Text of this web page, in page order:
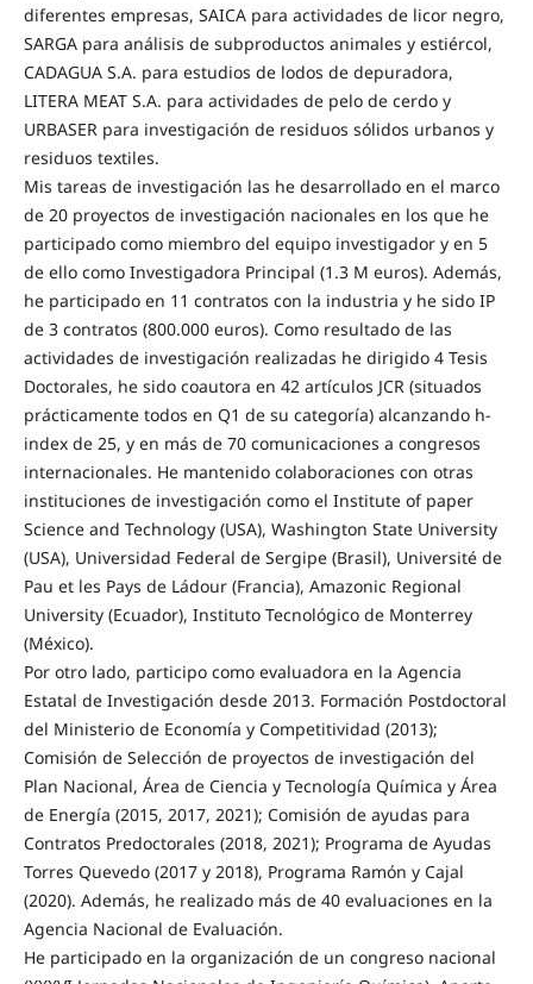
diferentes empresas, SAICA para actividades de licor negro,
SARGA para análisis de subproductos animales y estiércol,
CADAGUA S.A. para estudios de lodos de depuradora,
LITERA MEAT S.A. para actividades de pelo de cerdo y
URBASER para investigación de residuos sólidos urbanos y
residuos textiles.
Mis tareas de investigación las he desarrollado en el marco
de 20 proyectos de investigación nacionales en los que he
participado como miembro del equipo investigador y en 5
de ello como Investigadora Principal (1.3 M euros). Además,
he participado en 11 contratos con la industria y he sido IP
de 3 contratos (800.000 euros). Como resultado de las
actividades de investigación realizadas he dirigido 4 Tesis
Doctorales, he sido coautora en 42 artículos JCR (situados
prácticamente todos en Q1 de su categoría) alcanzando h-
index de 25, y en más de 70 comunicaciones a congresos
internacionales. He mantenido colaboraciones con otras
instituciones de investigación como el Institute of paper
Science and Technology (USA), Washington State University
(USA), Universidad Federal de Sergipe (Brasil), Université de
Pau et les Pays de Ládour (Francia), Amazonic Regional
University (Ecuador), Instituto Tecnológico de Monterrey
(México).
Por otro lado, participo como evaluadora en la Agencia
Estatal de Investigación desde 2013. Formación Postdoctoral
del Ministerio de Economía y Competitividad (2013);
Comisión de Selección de proyectos de investigación del
Plan Nacional, Área de Ciencia y Tecnología Química y Área
de Energía (2015, 2017, 2021); Comisión de ayudas para
Contratos Predoctorales (2018, 2021); Programa de Ayudas
Torres Quevedo (2017 y 2018), Programa Ramón y Cajal
(2020). Además, he realizado más de 40 evaluaciones en la
Agencia Nacional de Evaluación.
He participado en la organización de un congreso nacional